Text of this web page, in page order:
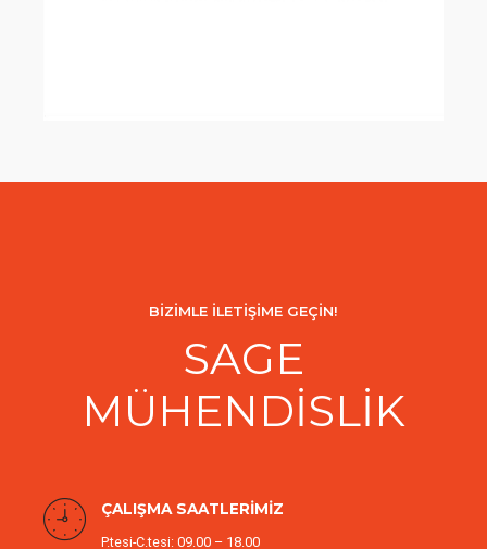
BİZİMLE İLETİŞİME GEÇİN!
SAGE
MÜHENDİSLİK
ÇALIŞMA SAATLERİMİZ
P.tesi-C.tesi: 09.00 – 18.00